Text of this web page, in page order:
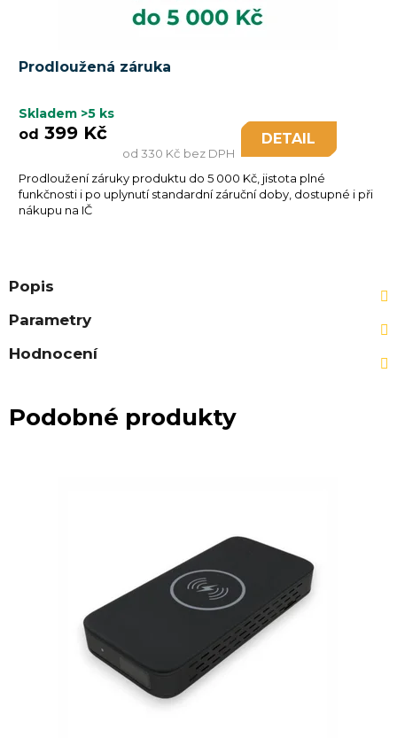
Prodloužená záruka
Skladem >5 ks
od 330 Kč bez DPH
od 399 Kč DETAIL
Prodloužení záruky produktu do 5 000 Kč, jistota plné
funkčnosti i po uplynutí standardní záruční doby, dostupné i při
nákupu na IČ
Popis
Parametry
Hodnocení
Podobné produkty